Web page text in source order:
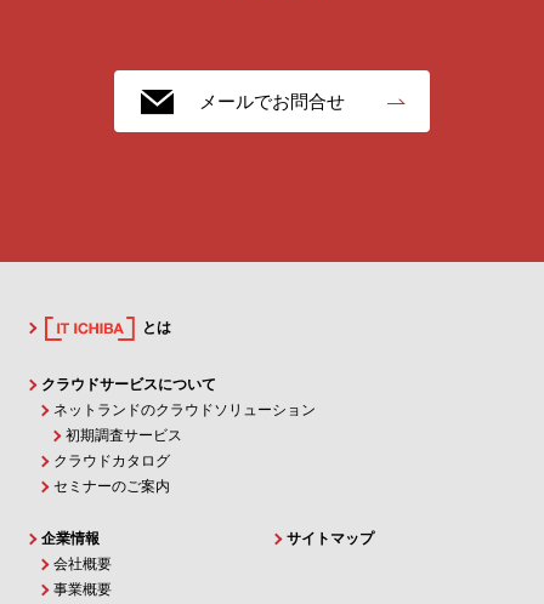
メールでお問合せ
とは
クラウドサービスについて
ネットランドのクラウドソリューション
初期調査サービス
クラウドカタログ
セミナーのご案内
企業情報
会社概要
事業概要
サイトマップ